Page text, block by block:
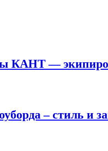
КАНТ —
– стиль и